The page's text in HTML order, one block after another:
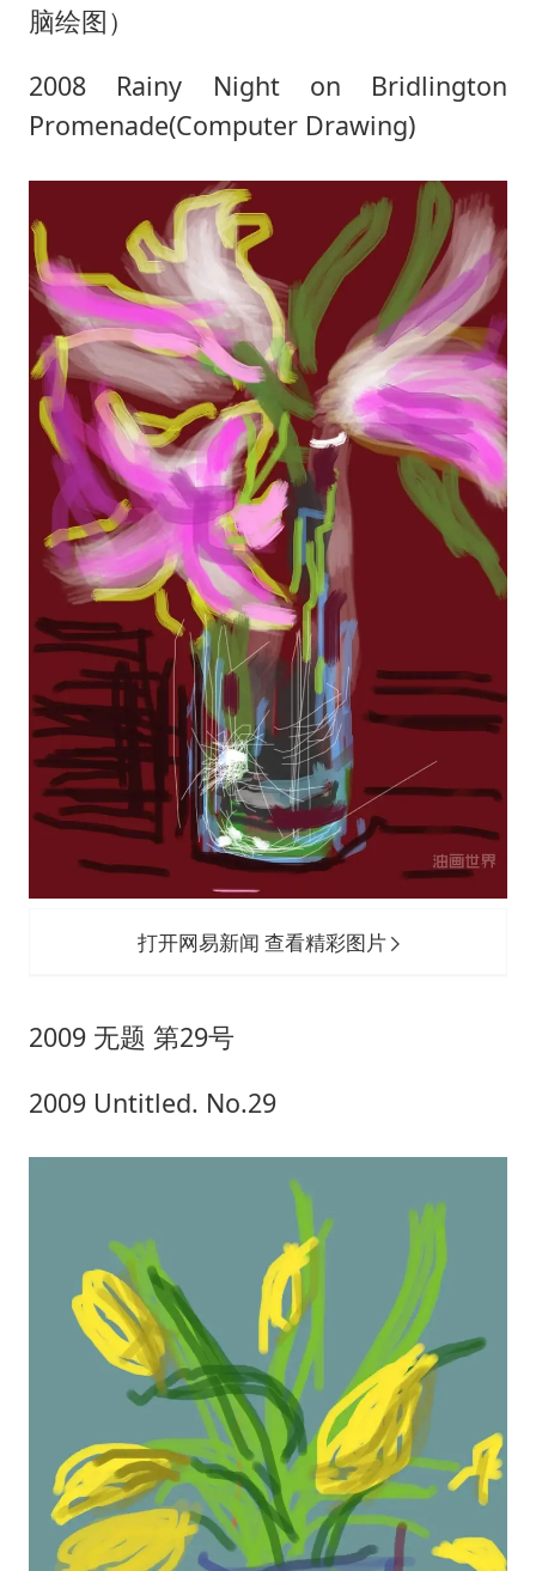
脑绘图）
2008 Rainy Night on Bridlington
Promenade(Computer Drawing)
打开网易新闻 查看精彩图片
2009 无题 第29号
2009 Untitled. No.29